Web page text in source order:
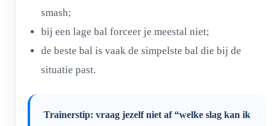
smash;
bij een lage bal forceer je meestal niet;
de beste bal is vaak de simpelste bal die bij de
situatie past.
Trainerstip: vraag jezelf niet af “welke slag kan ik